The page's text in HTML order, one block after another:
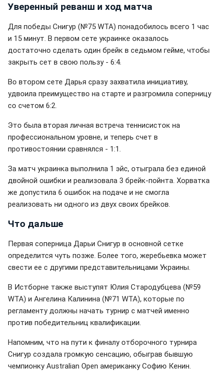
Уверенный реванш и ход матча
Для победы Снигур (№75 WTA) понадобилось всего 1 час
и 15 минут. В первом сете украинке оказалось
достаточно сделать один брейк в седьмом гейме, чтобы
закрыть сет в свою пользу - 6:4.
Во втором сете Дарья сразу захватила инициативу,
удвоила преимущество на старте и разгромила соперницу
со счетом 6:2.
Это была вторая личная встреча теннисисток на
профессиональном уровне, и теперь счет в
противостоянии сравнялся - 1:1.
За матч украинка выполнила 1 эйс, отыграла без единой
двойной ошибки и реализовала 3 брейк-пойнта. Хорватка
же допустила 6 ошибок на подаче и не смогла
реализовать ни одного из двух своих брейков.
Что дальше
Первая соперница Дарьи Снигур в основной сетке
определится чуть позже. Более того, жеребьевка может
свести ее с другими представительницами Украины.
В Истборне также выступят Юлия Стародубцева (№59
WTA) и Ангелина Калинина (№71 WTA), которые по
регламенту должны начать турнир с матчей именно
против победительниц квалификации.
Напомним, что на пути к финалу отборочного турнира
Снигур создала громкую сенсацию, обыграв бывшую
чемпионку Australian Open американку Софию Кенин.